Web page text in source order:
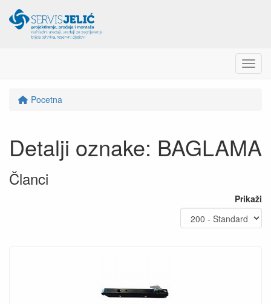
Menu
Pocetna
Detalji oznake: BAGLAMA
Članci
Prikaži